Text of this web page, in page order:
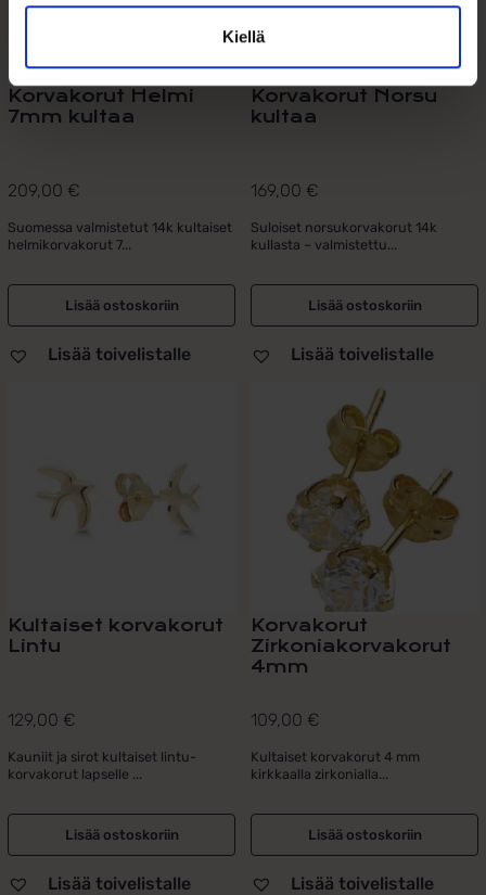
Kiellä
Korvakorut Helmi
7mm kultaa
209,00 €
Suomessa valmistetut 14k kultaiset
helmikorvakorut 7...
Lisää ostoskoriin
Lisää toivelistalle
Korvakorut Norsu
kultaa
169,00 €
Suloiset norsukorvakorut 14k
kullasta – valmistettu...
Lisää ostoskoriin
Lisää toivelistalle
Kultaiset korvakorut
Lintu
129,00 €
Kauniit ja sirot kultaiset lintu-
korvakorut lapselle ...
Lisää ostoskoriin
Lisää toivelistalle
Korvakorut
Zirkoniakorvakorut
4mm
109,00 €
Kultaiset korvakorut 4 mm
kirkkaalla zirkonialla...
Lisää ostoskoriin
Lisää toivelistalle